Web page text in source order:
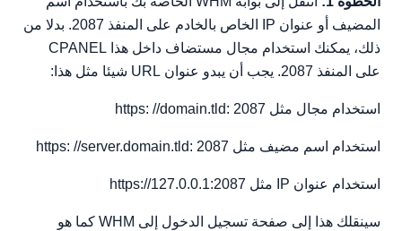
المضيف أو عنوان IP الخاص بالخادم على المنفذ 2087. بدلا من
ذلك، يمكنك استخدام مجال مستضاف داخل هذا CPANEL
على المنفذ 2087. يجب أن يبدو عنوان URL شيئا مثل هذا:
استخدام مجال مثل https: //domain.tld: 2087
استخدام اسم مضيف مثل https: //server.domain.tld: 2087
استخدام عنوان IP مثل https://127.0.0.1:2087
سينقلك هذا إلى صفحة تسجيل الدخول إلى WHM كما هو